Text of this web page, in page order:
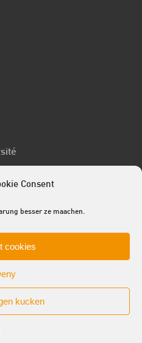
Consent
besser ze maachen.
cookies
kucken